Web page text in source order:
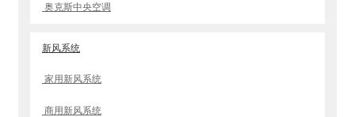
奥克斯中央空调
新风系统
家用新风系统
商用新风系统